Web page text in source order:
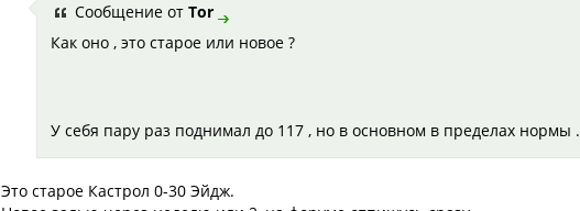
Сообщение от Tor
Как оно , это старое или новое ?
У себя пару раз поднимал до 117 , но в основном в пределах нормы .
Это старое Кастрол 0-30 Эйдж.